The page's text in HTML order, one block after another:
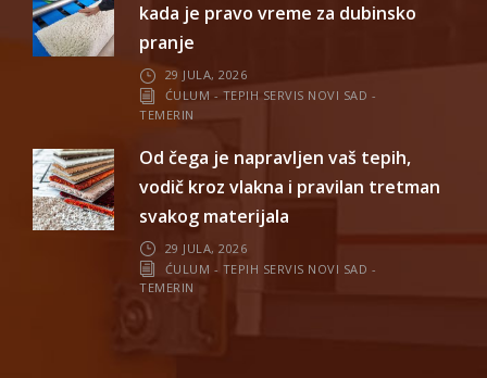
kada je pravo vreme za dubinsko
pranje
29 JULA, 2026
ĆULUM - TEPIH SERVIS NOVI SAD -
TEMERIN
Od čega je napravljen vaš tepih,
vodič kroz vlakna i pravilan tretman
svakog materijala
29 JULA, 2026
ĆULUM - TEPIH SERVIS NOVI SAD -
TEMERIN